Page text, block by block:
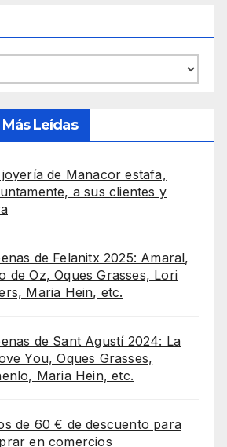
Leídas
de Manacor estafa,
a sus clientes y
de Felanitx 2025: Amaral,
de Oz, Oques Grasses, Lori
Maria Hein, etc.
de Sant Agustí 2024: La
You, Oques Grasses,
Maria Hein, etc.
de 60 € de descuento para
en comercios